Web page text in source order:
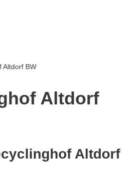
Altdorf BW
Altdorf
Altdorf